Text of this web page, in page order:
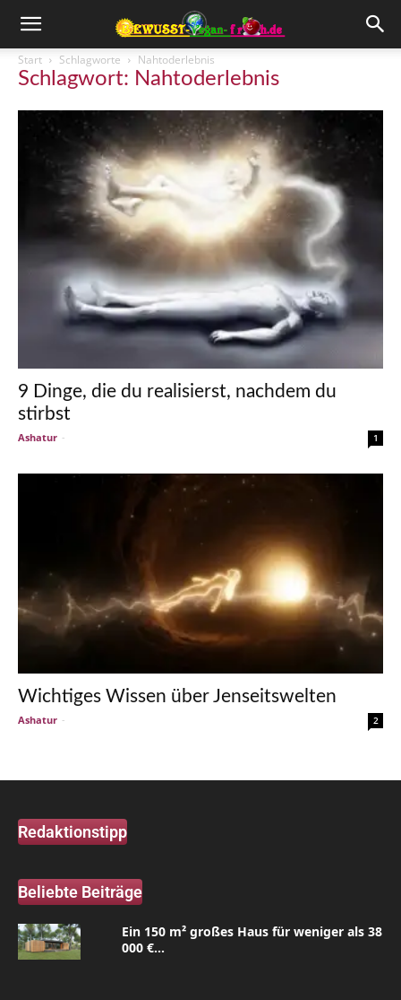
Start Schlagworte Nahtoderlebnis
Schlagwort: Nahtoderlebnis
9 Dinge, die du realisierst, nachdem du
stirbst
Ashatur - 1
Wichtiges Wissen über Jenseitswelten
Ashatur - 2
Redaktionstipp
Beliebte Beiträge
Ein 150 m² großes Haus für weniger als 38
000 €...